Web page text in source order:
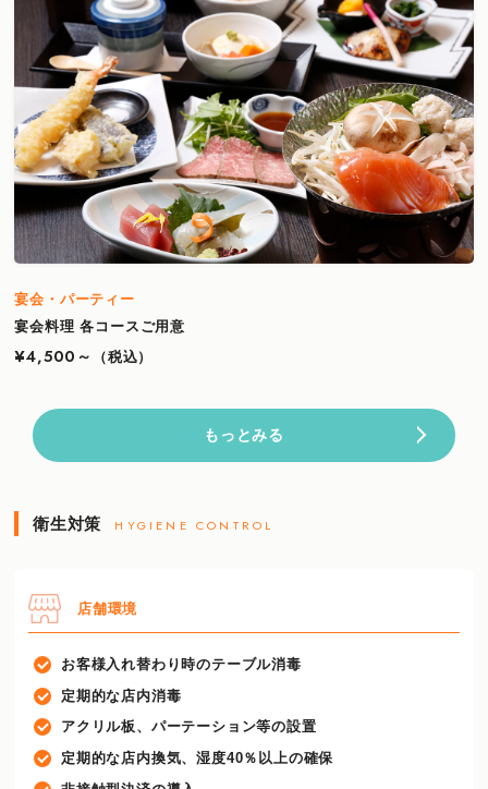
宴会・パーティー
宴会料理 各コースご用意
¥4,500～
（税込）
もっとみる
衛生対策 HYGIENE CONTROL
店舗環境
お客様入れ替わり時のテーブル消毒
定期的な店内消毒
アクリル板、パーテーション等の設置
定期的な店内換気、湿度40％以上の確保